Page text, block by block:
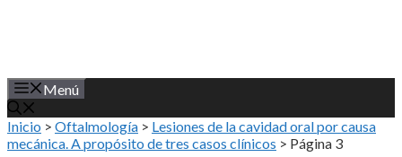
Menú
Inicio > Oftalmología > Lesiones de la cavidad oral por causa
mecánica. A propósito de tres casos clínicos > Página 3